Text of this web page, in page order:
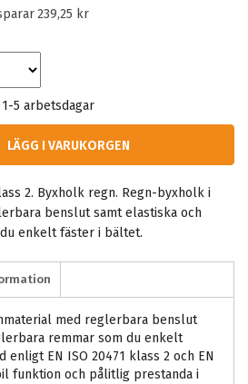
239,25 kr
5 arbetsdagar
LÄGG I VARUKORGEN
2. Byxholk regn. Regn-byxholk i
benslut samt elastiska och
enkelt fäster i bältet.
med reglerbara benslut
remmar som du enkelt
enligt EN ISO 20471 klass 2 och EN
funktion och pålitlig prestanda i